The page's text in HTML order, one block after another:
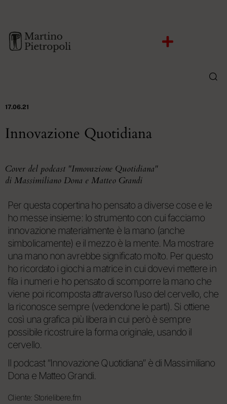
17.06.21
Innovazione Quotidiana
Cover del podcast "Innovazione Quotidiana"
di Massimiliano Dona e Matteo Grandi
Per questa copertina ho pensato a diverse cose e le
ho messe insieme: lo strumento con cui facciamo
innovazione materialmente è la mano (anche
simbolicamente) e il mezzo è la mente. Ma mostrare
una mano non avrebbe significato molto. Per questo
ho ricordato i giochi a matrice in cui dovevi mettere in
fila i numeri e ho pensato di scomporre la mano che
viene poi ricomposta attraverso l’uso del cervello, che
la riconosce sempre (vedendone le parti). Si ottiene
così una grafica più libera in cui però è sempre
possibile ricostruire la forma originale, usando il
cervello.
Il podcast “Innovazione Quotidiana” è di Massimiliano
Dona e Matteo Grandi.
Cliente: Storielibere.fm